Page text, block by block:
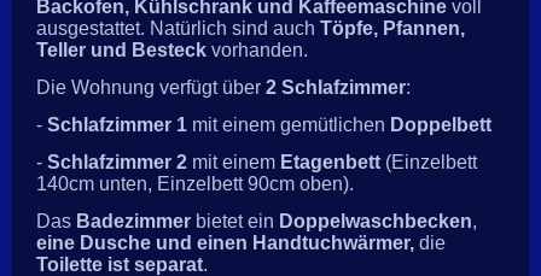
Backofen, Kühlschrank und Kaffeemaschine voll
ausgestattet. Natürlich sind auch Töpfe, Pfannen,
Teller und Besteck vorhanden.
Die Wohnung verfügt über 2 Schlafzimmer:
- Schlafzimmer 1 mit einem gemütlichen Doppelbett
- Schlafzimmer 2 mit einem Etagenbett (Einzelbett
140cm unten, Einzelbett 90cm oben).
Das Badezimmer bietet ein Doppelwaschbecken,
eine Dusche und einen Handtuchwärmer, die
Toilette ist separat.